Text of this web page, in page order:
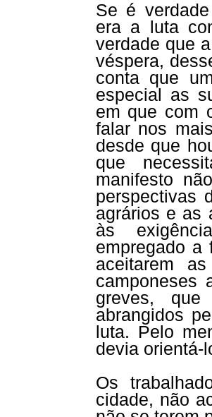
Se é
era a luta
verdade que
véspera,
conta que
especial as
em que com
falar nos
desde que
que
manifesto
perspectivas
agrários e as
às
empregado a
aceitarem
camponeses
greves,
abrangidos
luta. Pelo
devia orientá-
Os
cidade, não